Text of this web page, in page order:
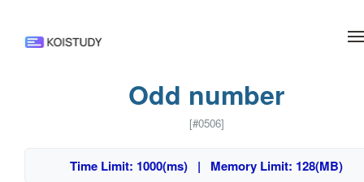
Odd number
[#0506]
Time Limit: 1000(ms) | Memory Limit: 128(MB)